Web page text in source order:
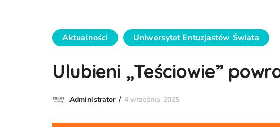
Aktualności Uniwersytet Entuzjastów Świata
Ulubieni „Teściowie”
Administrator 4 września 2025